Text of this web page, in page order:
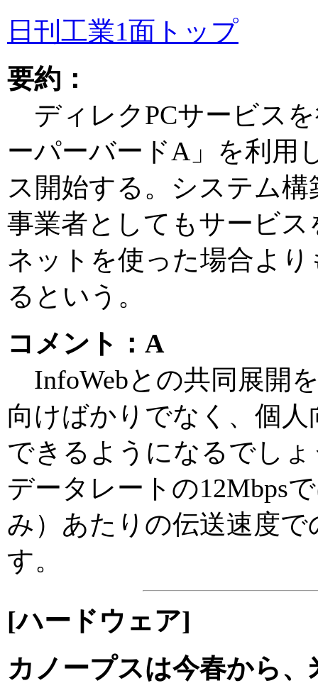
日刊工業1面トップ
要約：
ディレクPCサービス
ーパーバードA」を利用
ス開始する。システム
事業者としてもサービ
ネットを使った場合よ
るという。
コメント：A
InfoWebとの共同展開
向けばかりでなく、個
できるようになるでし
データレートの12Mbps
み）あたりの伝送速度
す。
[ハードウェア]
カノープスは今春から